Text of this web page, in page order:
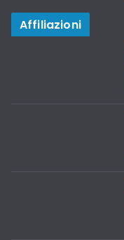
Affiliazioni